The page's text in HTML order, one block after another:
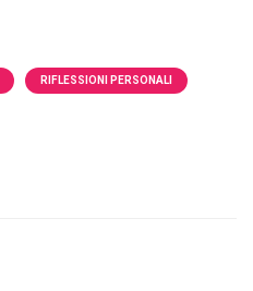
RIFLESSIONI PERSONALI